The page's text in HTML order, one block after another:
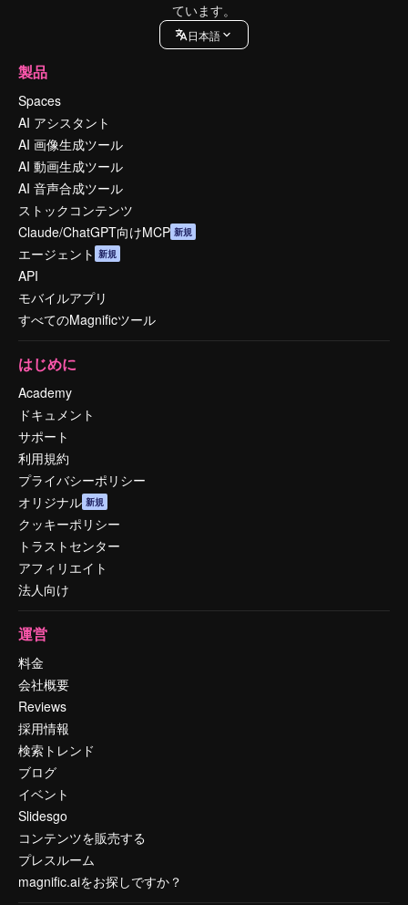
ています。
日本語
製品
Spaces
AI アシスタント
AI 画像生成ツール
AI 動画生成ツール
AI 音声合成ツール
ストックコンテンツ
Claude/ChatGPT向けMCP 新規
エージェント 新規
API
モバイルアプリ
すべてのMagnificツール
はじめに
Academy
ドキュメント
サポート
利用規約
プライバシーポリシー
オリジナル 新規
クッキーポリシー
トラストセンター
アフィリエイト
法人向け
運営
料金
会社概要
Reviews
採用情報
検索トレンド
ブログ
イベント
Slidesgo
コンテンツを販売する
プレスルーム
magnific.aiをお探しですか？